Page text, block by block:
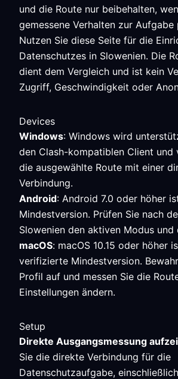
und die Route nur beibehalten,
gemessene Verhalten zur Aufgabe
Nutzen Sie diese Seite für die
Datenschutzes in Slowenien. Die
dient dem Vergleich und ist kein
Zugriff, Geschwindigkeit oder
Devices
Windows: Windows wird
den Clash-kompatiblen Client und
die ausgewählte Route mit einer
Verbindung.
Android: Android 7.0 oder höher
Mindestversion. Prüfen Sie nach
Slowenien den aktiven Modus und
macOS: macOS 10.15 oder höher
verifizierte Mindestversion.
Profil auf und messen Sie die
Einstellungen ändern.
Setup
Direkte Ausgangsmessung
Sie die direkte Verbindung für die
Datenschutzaufgabe,